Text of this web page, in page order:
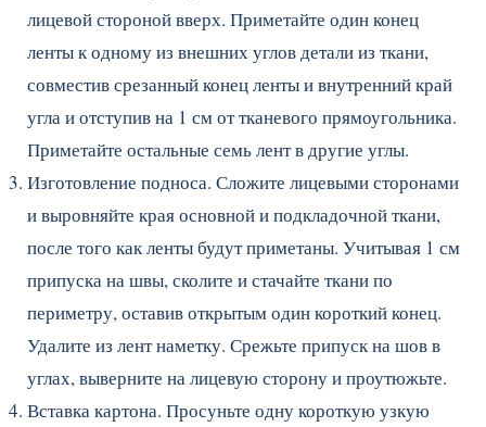
лицевой стороной вверх. Приметайте один конец
ленты к одному из внешних углов детали из ткани,
совместив срезанный конец ленты и внутренний край
угла и отступив на 1 см от тканевого прямоугольника.
Приметайте остальные семь лент в другие углы.
Изготовление подноса. Сложите лицевыми сторонами
и выровняйте края основной и подкладочной ткани,
после того как ленты будут приметаны. Учитывая 1 см
припуска на швы, сколите и стачайте ткани по
периметру, оставив открытым один короткий конец.
Удалите из лент наметку. Срежьте припуск на шов в
углах, выверните на лицевую сторону и проутюжьте.
Вставка картона. Просуньте одну короткую узкую